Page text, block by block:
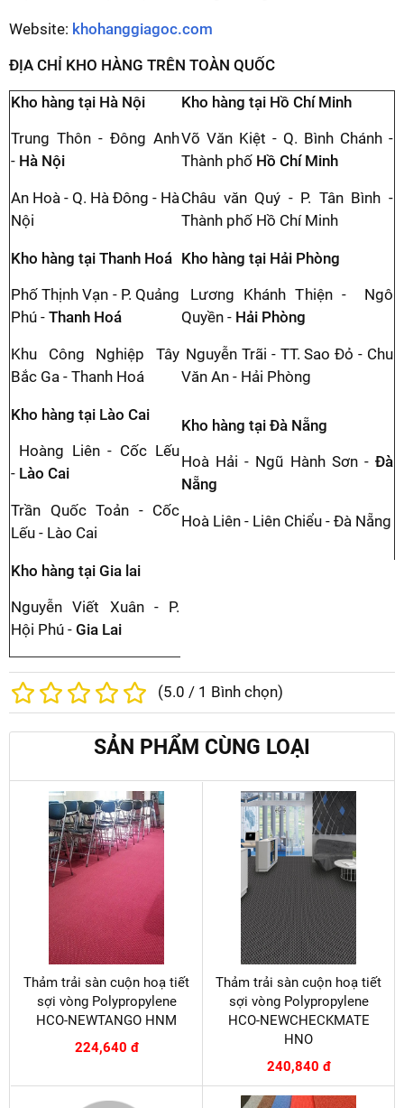
Website: khohanggiagoc.com
ĐỊA CHỈ KHO HÀNG TRÊN TOÀN QUỐC
Kho hàng tại Hà Nội
Trung Thôn - Đông Anh
- Hà Nội
An Hoà - Q. Hà Đông - Hà
Nội
Kho hàng tại Hồ Chí Minh
Võ Văn Kiệt - Q. Bình Chánh -
Thành phố Hồ Chí Minh
Châu văn Quý - P. Tân Bình -
Thành phố Hồ Chí Minh
Kho hàng tại Thanh Hoá
Phố Thịnh Vạn - P. Quảng
Phú - Thanh Hoá
Khu Công Nghiệp Tây
Bắc Ga - Thanh Hoá
Kho hàng tại Hải Phòng
Lương Khánh Thiện - Ngô
Quyền - Hải Phòng
Nguyễn Trãi - TT. Sao Đỏ - Chu
Văn An - Hải Phòng
Kho hàng tại Lào Cai
Hoàng Liên - Cốc Lếu
- Lào Cai
Trần Quốc Toản - Cốc
Lếu - Lào Cai
Kho hàng tại Đà Nẵng
Hoà Hải - Ngũ Hành Sơn - Đà
Nẵng
Hoà Liên - Liên Chiểu - Đà Nẵng
Kho hàng tại Gia lai
Nguyễn Viết Xuân - P.
Hội Phú - Gia Lai
(5.0 / 1 Bình chọn)
SẢN PHẨM CÙNG LOẠI
Thảm trải sàn cuộn hoạ tiết
sợi vòng Polypropylene
HCO-NEWTANGO HNM
224,640 đ
Thảm trải sàn cuộn hoạ tiết
sợi vòng Polypropylene
HCO-NEWCHECKMATE
HNO
240,840 đ